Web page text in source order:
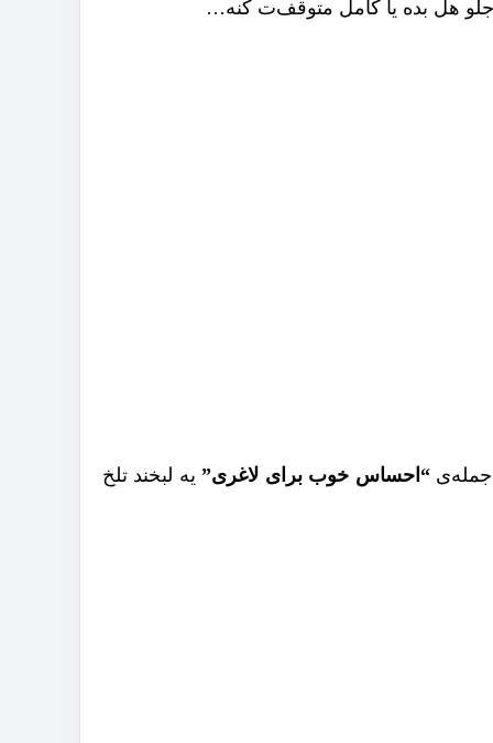
هل بده یا کامل متوقف‌ت کنه…
جمله‌ی“احساس خوب برای لاغری”یه لبخند تلخ